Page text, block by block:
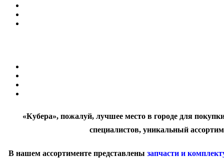
«Кубера», пожалуй, лучшее место в городе для
специалистов, уникальный
В нашем ассортименте представлены запчасти и